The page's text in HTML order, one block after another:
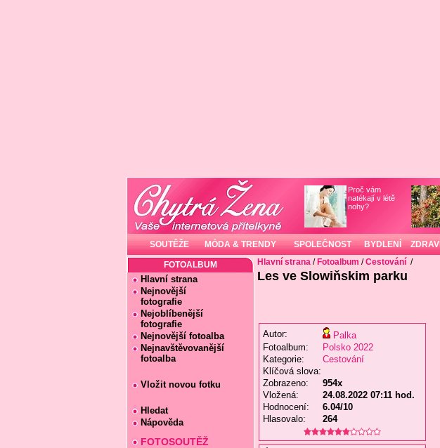
Proč vám
natékají v létě
nohy?
SOUTĚŽE MÓDA & TRENDY SPOLEČNOST BYDLENÍ ZDRAVÍ
FOTOALBUM
Hlavní strana
Nejnovější
fotografie
Nejoblíbenější
fotografie
Nejnovější fotoalba
Nejnavštěvovanější
fotoalba
Vložit novou fotku
Hledat
Nápověda
FOTOSOUTĚŽ
Hlavní strana/ Fotoalbum /Cestování /
Les ve Slowiňskim parku
Autor:
Palka
Fotoalbum:
Polsko 2022
Kategorie:
Cestování
Klíčová slova:
Zobrazeno:
954x
Vložená:
24.08.2022 07:11 hod.
Hodnocení:
6.04/10
Hlasovalo:
264